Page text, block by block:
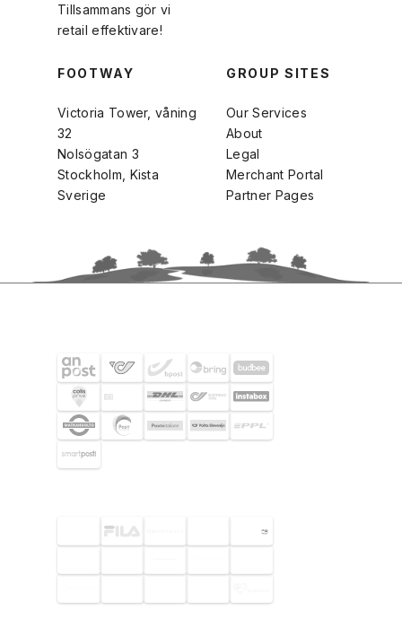
Tillsammans gör vi
retail effektivare!
FOOTWAY
Victoria Tower, våning
32
Nolsögatan 3
Stockholm, Kista
Sverige
GROUP SITES
Our Services
About
Legal
Merchant Portal
Partner Pages